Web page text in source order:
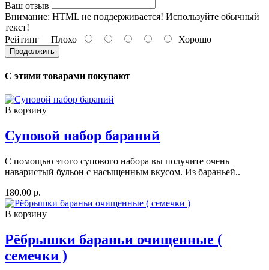
Ваш отзыв
Внимание: HTML не поддерживается! Используйте обычный
текст!
Рейтинг Плохо Хорошо
Продолжить
С этими товарами покупают
В корзину
Суповой набор бараний
С помощью этого супового набора вы получите очень
наваристый бульон с насыщенным вкусом. Из бараньей..
180.00 р.
В корзину
Рёбрышки бараньи очищенные (
семечки )